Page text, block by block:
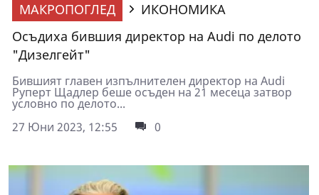
МАКРОПОГЛЕД
ИКОНОМИКА
Осъдиха бившия директор на Audi по делото
"Дизелгейт"
Бившият главен изпълнителен директор на Audi
Руперт Щадлер беше осъден на 21 месеца затвор
условно по делото...
27 Юни 2023, 12:55
0